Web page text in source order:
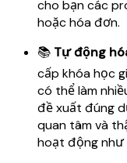
cho bạn các
hoặc hóa đơn.
📚 Tự động
cấp khóa học
có thể làm
đề xuất đúng
quan tâm và
hoạt động như